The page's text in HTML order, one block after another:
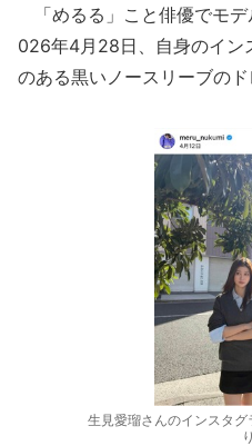
「めるる」こと俳優でモ
026年4月28日、自身のイン
のある黒いノースリーブのド
生見愛瑠さんのインスタ
り